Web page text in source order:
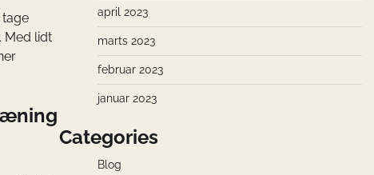
tage
Med lidt
april 2023
marts 2023
februar 2023
januar 2023
Categories
Blog